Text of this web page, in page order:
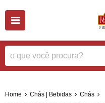
Home Chás | Bebidas
Chás